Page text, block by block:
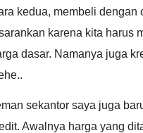
kedua, membeli dengan
karena kita harus
dasar. Namanya juga
sekantor saya juga
Awalnya harga yang